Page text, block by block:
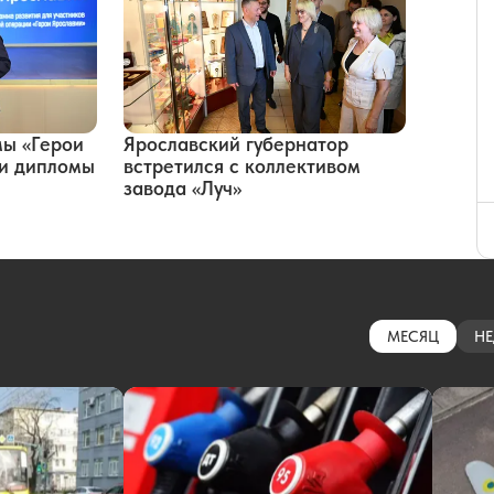
«Герои
дипломы
Ярославский губернатор
встретился с коллективом
завода «Луч»
МЕСЯЦ